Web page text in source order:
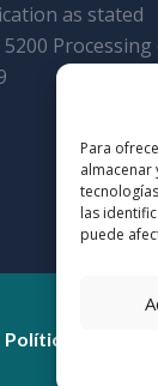
Para
almacenar
las
puede
as stated
5200
Política de